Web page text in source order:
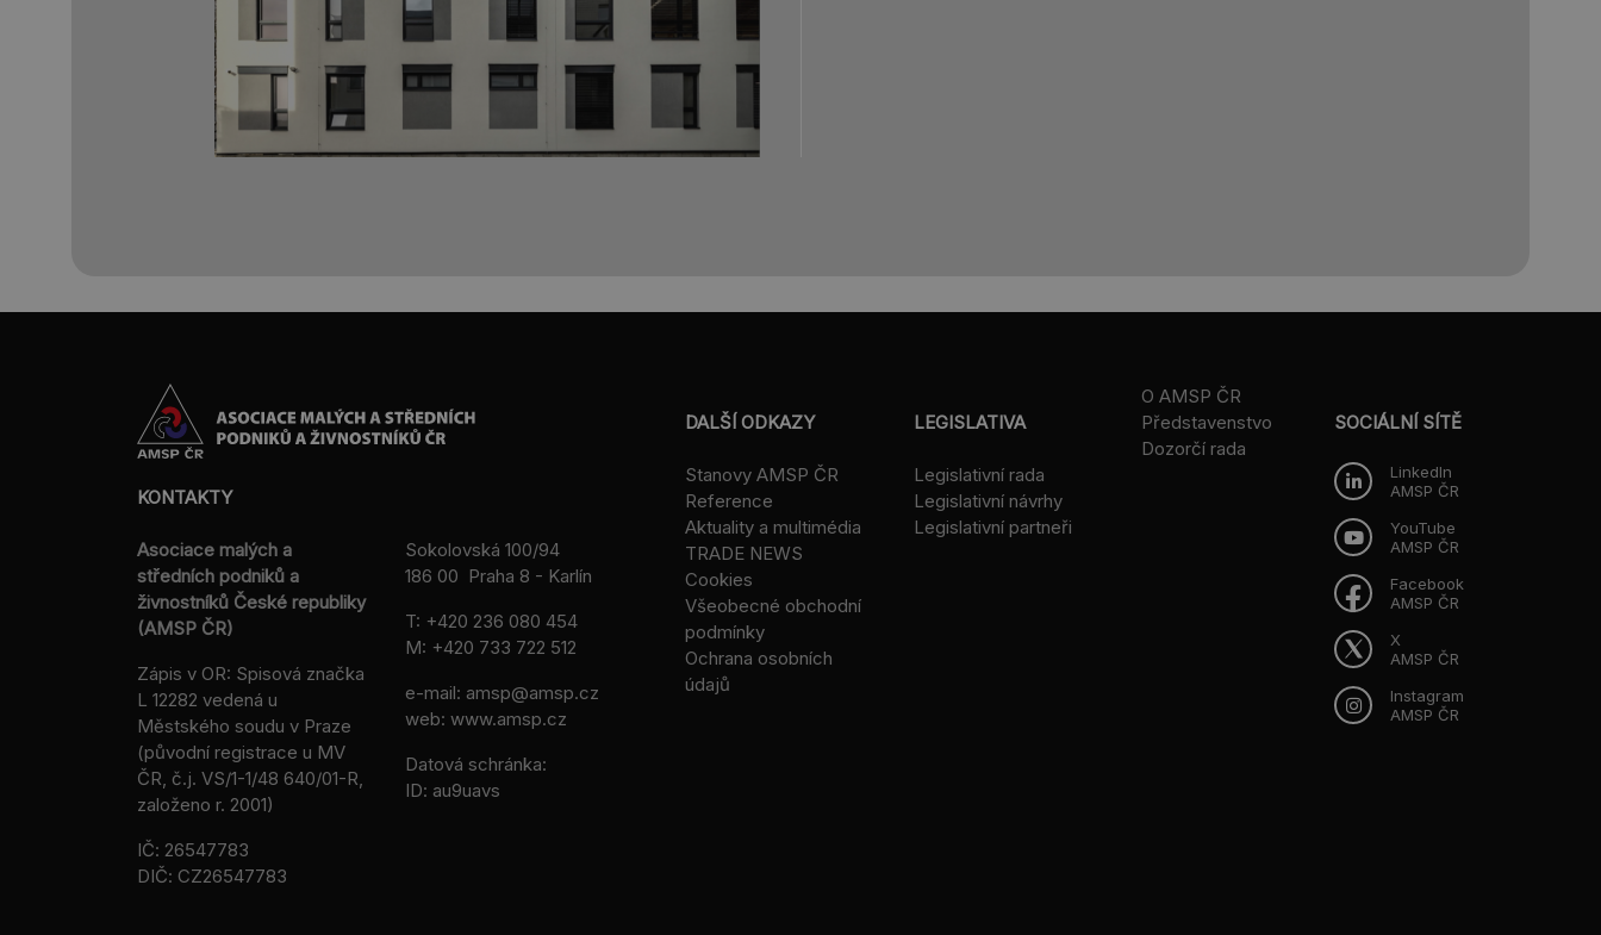
KONTAKTY
Asociace malých a
středních podniků a
živnostníků České republiky
(AMSP ČR)
Zápis v OR: Spisová značka
L 12282 vedená u
Městského soudu v Praze
(původní registrace u MV
ČR, č.j. VS/1-1/48 640/01-R,
založeno r. 2001)
IČ: 26547783
DIČ: CZ26547783
Sokolovská 100/94
186 00 Praha 8 - Karlín
T: +420 236 080 454
M: +420 733 722 512
e-mail: amsp@amsp.cz
web: www.amsp.cz
Datová schránka:
ID: au9uavs
DALŠÍ ODKAZY
Stanovy AMSP ČR
Reference
Aktuality a multimédia
TRADE NEWS
Cookies
Všeobecné obchodní
podmínky
Ochrana osobních
údajů
LEGISLATIVA
Legislativní rada
Legislativní návrhy
Legislativní partneři
O AMSP ČR
Představenstvo
Dozorčí rada
SOCIÁLNÍ SÍTĚ
LinkedIn
AMSP ČR
YouTube
AMSP ČR
Facebook
AMSP ČR
X
AMSP ČR
Instagram
AMSP ČR